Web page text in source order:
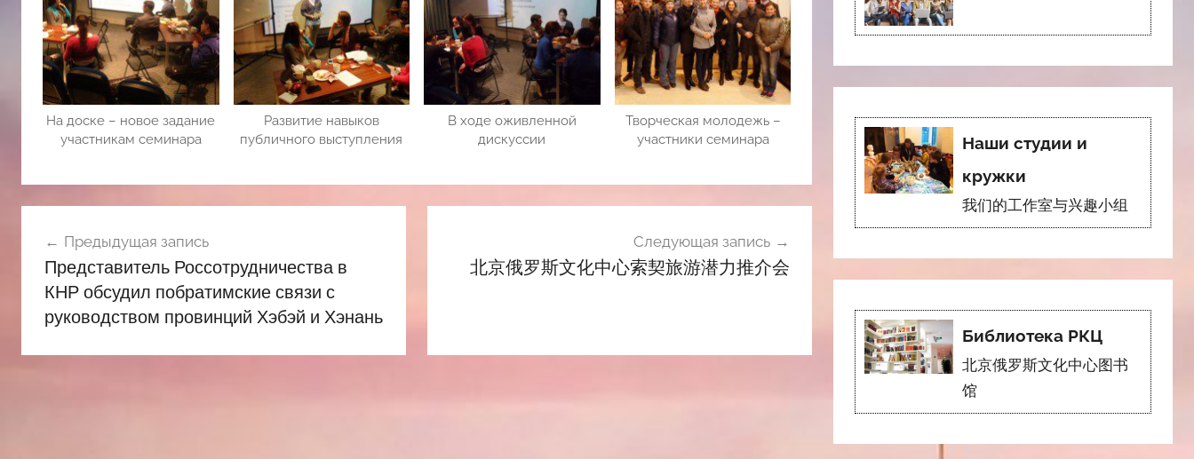
На доске – новое задание
участникам семинара
Развитие навыков
публичного выступления
В ходе оживленной
дискуссии
Творческая молодежь –
участники семинара
по
записям
Предыдущая запись
Представитель Россотрудничества в
КНР обсудил побратимские связи с
руководством провинций Хэбэй и Хэнань
Следующая запись
北京俄罗斯文化中心索契旅游潜力推介会
Наши студии и
кружки
我们的工作室与兴趣小组
Библиотека РКЦ
北京俄罗斯文化中心图书
馆